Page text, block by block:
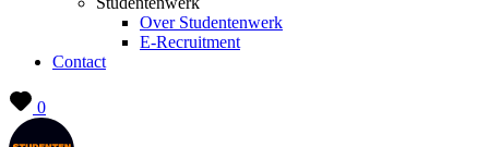
Over Studentenwerk
E-Recruitment
Contact
0